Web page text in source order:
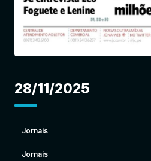
28/11/2025
Jornais
Jornais